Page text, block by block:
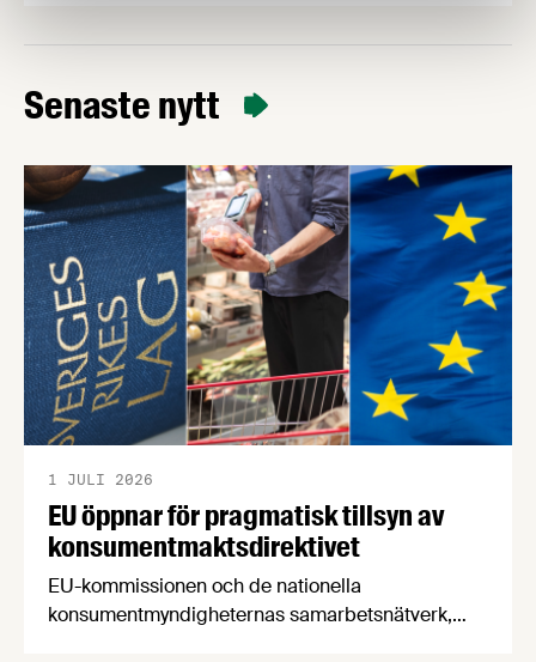
förutsättningar för att öka livsmedelsnäringens
nominera en eller flera kandidater senast den 21
kommer en jury …
Senaste nytt
EU öppnar för pragmatisk tillsyn av
konsumentmaktsdirektivet
1 JULI 2026
EU-kommissionen och de nationella
konsumentmyndigheternas samarbetsnätverk,